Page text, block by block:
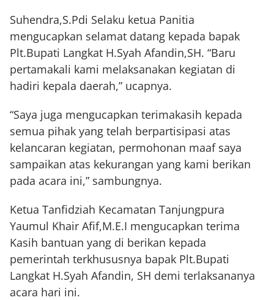
Suhendra,S.Pdi Selaku ketua Panitia
mengucapkan selamat datang kepada bapak
Plt.Bupati Langkat H.Syah Afandin,SH. “Baru
pertamakali kami melaksanakan kegiatan di
hadiri kepala daerah,” ucapnya.
“Saya juga mengucapkan terimakasih kepada
semua pihak yang telah berpartisipasi atas
kelancaran kegiatan, permohonan maaf saya
sampaikan atas kekurangan yang kami berikan
pada acara ini,” sambungnya.
Ketua Tanfidziah Kecamatan Tanjungpura
Yaumul Khair Afif,M.E.I mengucapkan terima
Kasih bantuan yang di berikan kepada
pemerintah terkhususnya bapak Plt.Bupati
Langkat H.Syah Afandin, SH demi terlaksananya
acara hari ini.